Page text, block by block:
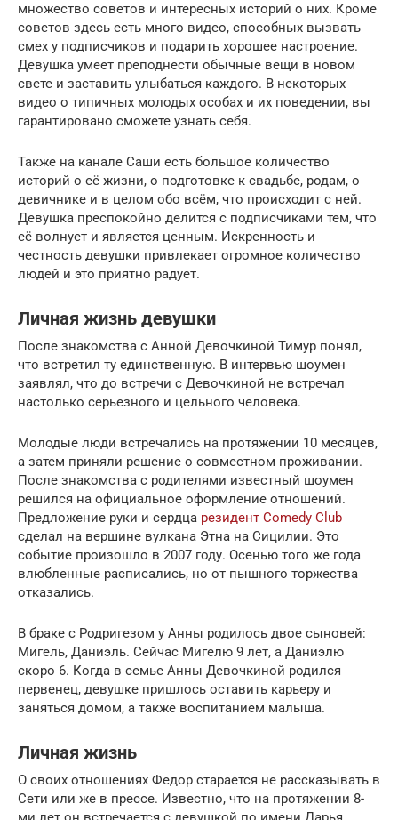
множество советов и интересных историй о них. Кроме
советов здесь есть много видео, способных вызвать
смех у подписчиков и подарить хорошее настроение.
Девушка умеет преподнести обычные вещи в новом
свете и заставить улыбаться каждого. В некоторых
видео о типичных молодых особах и их поведении, вы
гарантировано сможете узнать себя.
Также на канале Саши есть большое количество
историй о её жизни, о подготовке к свадьбе, родам, о
девичнике и в целом обо всём, что происходит с ней.
Девушка преспокойно делится с подписчиками тем, что
её волнует и является ценным. Искренность и
честность девушки привлекает огромное количество
людей и это приятно радует.
Личная жизнь девушки
После знакомства с Анной Девочкиной Тимур понял,
что встретил ту единственную. В интервью шоумен
заявлял, что до встречи с Девочкиной не встречал
настолько серьезного и цельного человека.
Молодые люди встречались на протяжении 10 месяцев,
а затем приняли решение о совместном проживании.
После знакомства с родителями известный шоумен
решился на официальное оформление отношений.
Предложение руки и сердца резидент Comedy Club
сделал на вершине вулкана Этна на Сицилии. Это
событие произошло в 2007 году. Осенью того же года
влюбленные расписались, но от пышного торжества
отказались.
В браке с Родригезом у Анны родилось двое сыновей:
Мигель, Даниэль. Сейчас Мигелю 9 лет, а Даниэлю
скоро 6. Когда в семье Анны Девочкиной родился
первенец, девушке пришлось оставить карьеру и
заняться домом, а также воспитанием малыша.
Личная жизнь
О своих отношениях Федор старается не рассказывать в
Сети или же в прессе. Известно, что на протяжении 8-